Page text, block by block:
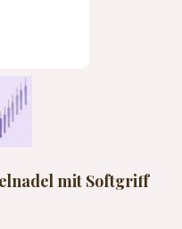
mit Softgriff